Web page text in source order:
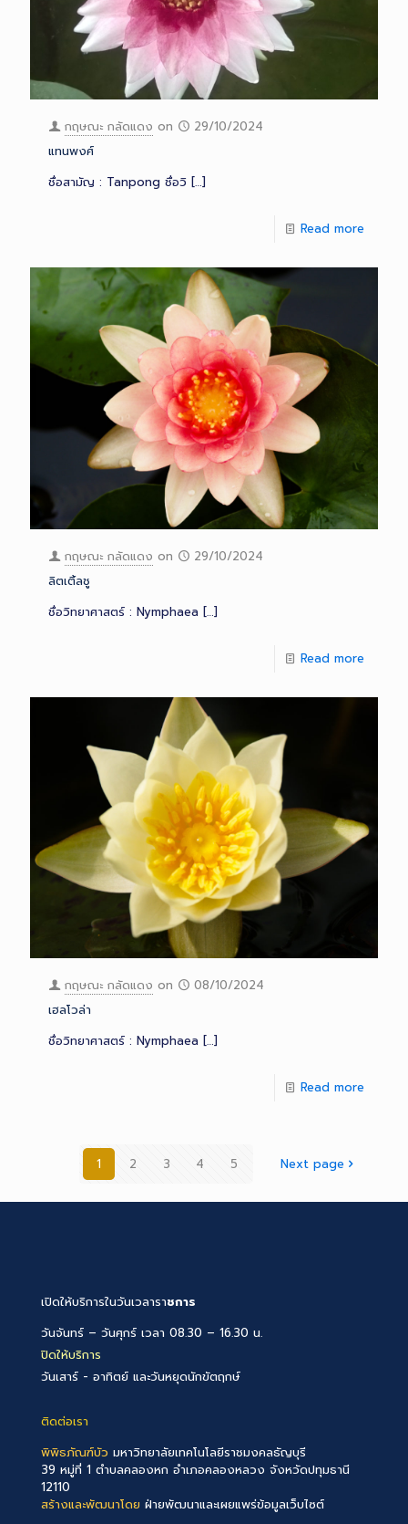
กฤษณะ กลัดแดง on
29/10/2024
แทนพงศ์
ชื่อสามัญ : Tanpong ชื่อวิ […]
Read more
กฤษณะ กลัดแดง on
29/10/2024
ลิตเติ้ลชู
ชื่อวิทยาศาสตร์ : Nymphaea […]
Read more
กฤษณะ กลัดแดง on
08/10/2024
เฮลโวล่า
ชื่อวิทยาศาสตร์ : Nymphaea […]
Read more
1 2 3 4 5 Next page
เปิดให้บริการในวันเวลาราชการ
วันจันทร์ – วันศุกร์ เวลา 08.30 – 16.30 น.
ปิดให้บริการ
วันเสาร์ - อาทิตย์ และวันหยุดนักขัตฤกษ์
ติดต่อเรา
พิพิธภัณฑ์บัว มหาวิทยาลัยเทคโนโลยีราชมงคลธัญบุรี
39 หมู่ที่ 1 ตำบลคลองหก อำเภอคลองหลวง จังหวัดปทุมธานี
12110
สร้างและพัฒนาโดย ฝ่ายพัฒนาและเผยแพร่ข้อมูลเว็บไซต์